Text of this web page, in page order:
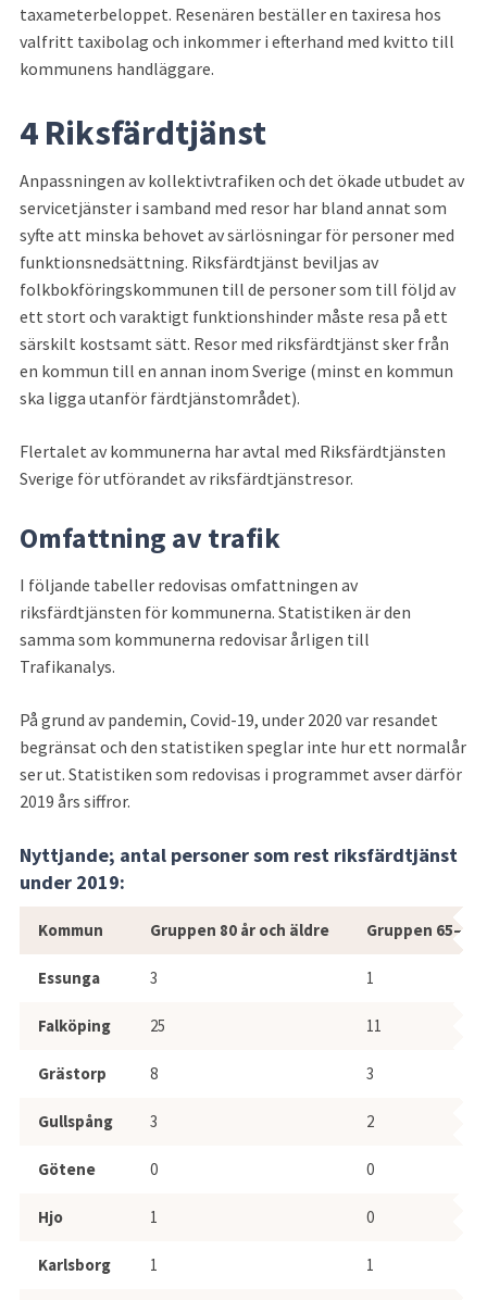
taxameterbeloppet. Resenären beställer en taxiresa hos
valfritt taxibolag och inkommer i efterhand med kvitto till
kommunens handläggare.
4 Riksfärdtjänst
Anpassningen av kollektivtrafiken och det ökade utbudet av
servicetjänster i samband med resor har bland annat som
syfte att minska behovet av särlösningar för personer med
funktionsnedsättning. Riksfärdtjänst beviljas av
folkbokföringskommunen till de personer som till följd av
ett stort och varaktigt funktionshinder måste resa på ett
särskilt kostsamt sätt. Resor med riksfärdtjänst sker från
en kommun till en annan inom Sverige (minst en kommun
ska ligga utanför färdtjänstområdet).
Flertalet av kommunerna har avtal med Riksfärdtjänsten
Sverige för utförandet av riksfärdtjänstresor.
Omfattning av trafik
I följande tabeller redovisas omfattningen av
riksfärdtjänsten för kommunerna. Statistiken är den
samma som kommunerna redovisar årligen till
Trafikanalys.
På grund av pandemin, Covid-19, under 2020 var resandet
begränsat och den statistiken speglar inte hur ett normalår
ser ut. Statistiken som redovisas i programmet avser därför
2019 års siffror.
Nyttjande; antal personer som rest riksfärdtjänst
under 2019:
Antal personer som åkt
Kommun Gruppen 80 år och äldre Gruppen 65–79
Essunga 3 1
Falköping 25 11
Grästorp 8 3
Gullspång 3 2
Götene 0 0
Hjo 1 0
Karlsborg 1 1